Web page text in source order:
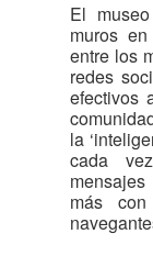
El
muros
entre los
redes
efectivos
la
cada
más